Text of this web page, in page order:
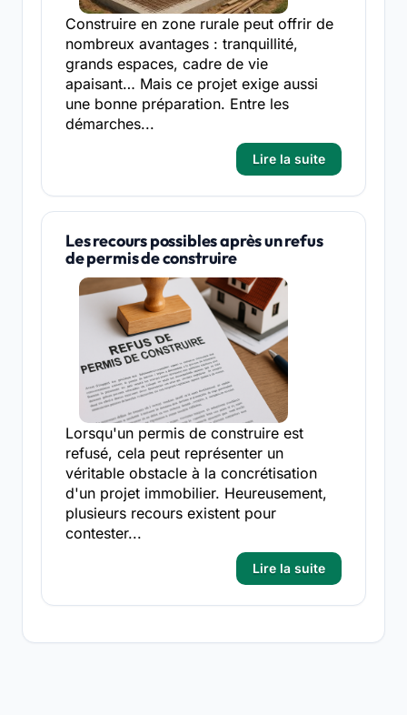
Construire en zone rurale peut offrir de
nombreux avantages : tranquillité,
grands espaces, cadre de vie
apaisant… Mais ce projet exige aussi
une bonne préparation. Entre les
démarches...
Lire la suite
Les recours possibles après un refus
de permis de construire
Lorsqu'un permis de construire est
refusé, cela peut représenter un
véritable obstacle à la concrétisation
d'un projet immobilier. Heureusement,
plusieurs recours existent pour
contester...
Lire la suite